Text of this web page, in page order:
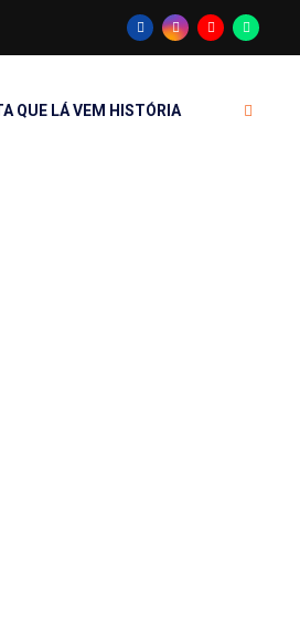
QUE LÁ VEM HISTÓRIA